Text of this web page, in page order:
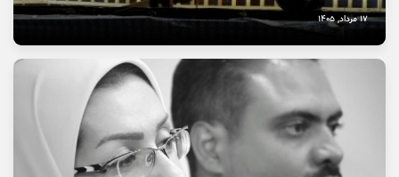
17 مرداد, 1405